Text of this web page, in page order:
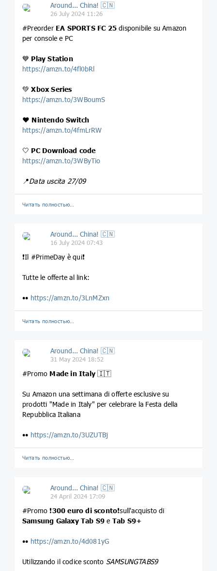
Around... China! 🇨🇳
26 July 2024 11:26
#Preorder EA SPORTS FC 25 disponibile su Amazon
per console e PC
💙 Play Station
https://amzn.to/4fl0bRl
💚Xbox Series
https://amzn.to/3WBoumS
❤️ Nintendo Switch
https://amzn.to/4fmLrRW
🤍 PC Download code
https://amzn.to/3WByTio
📍Data uscita 27/09
Читать полностью…
Around... China! 🇨🇳
16 July 2024 07:43
❗️Il #PrimeDay è qui❗️
Tutte le offerte al link:
•• https://amzn.to/3LnMZxn
Читать полностью…
Around... China! 🇨🇳
31 May 2024 18:52
#Promo Made in Italy 🇮🇹
Su Amazon una settimana di offerte esclusive su
prodotti "Made in Italy" per celebrare la Festa della
Repubblica Italiana
•• https://amzn.to/3UZUTBj
Читать полностью…
Around... China! 🇨🇳
24 April 2024 17:09
#Promo ❗️300 euro di sconto❗️sull'acquisto di
Samsung Galaxy Tab S9 e Tab S9+
•• https://amzn.to/4d081yG
Utilizzando il codice sconto SAMSUNGTABS9